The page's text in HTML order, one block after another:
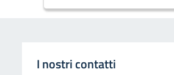
I nostri contatti